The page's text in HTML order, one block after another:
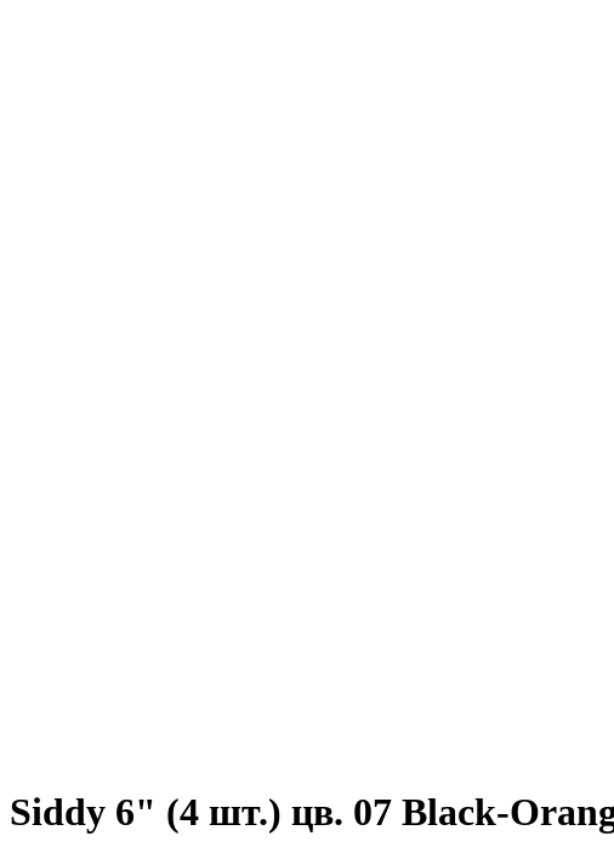
6" (4 шт.) цв. 07 Black-